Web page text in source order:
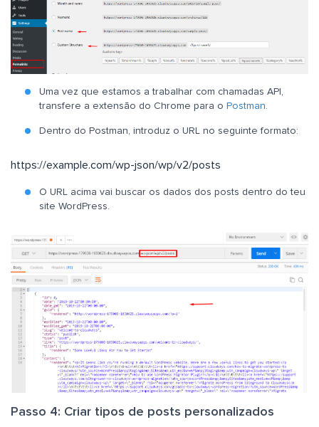
Uma vez que estamos a trabalhar com chamadas API,
transfere a extensão do Chrome para o Postman.
Dentro do Postman, introduz o URL no seguinte formato:
https://example.com/wp-json/wp/v2/posts
O URL acima vai buscar os dados dos posts dentro do teu
site WordPress.
Passo 4: Criar tipos de posts personalizados